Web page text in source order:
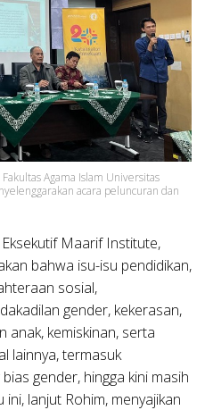
Agama Islam Universitas
acara peluncuran dan
Maarif Institute,
bahwa isu-isu pendidikan,
sosial,
gender, kekerasan,
anak, kemiskinan, serta
lainnya, termasuk
gender, hingga kini masih
lanjut Rohim, menyajikan